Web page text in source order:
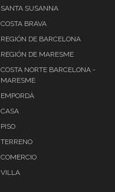
SANTA SUSANNA
COSTA BRAVA
REGIÓN DE BARCELONA
REGIÓN DE MARESME
COSTA NORTE BARCELONA -
MARESME
EMPORDÀ
CASA
PISO
TERRENO
COMERCIO
VILLA